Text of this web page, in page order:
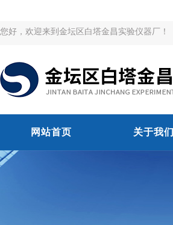
您好，欢迎来到金坛区白塔金昌实验仪器厂！
网站首页 关于我们